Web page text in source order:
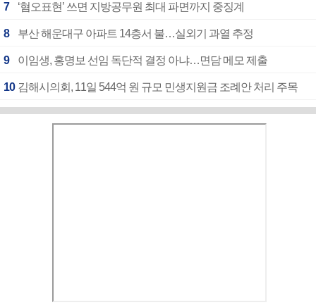
7 ‘혐오표현’ 쓰면 지방공무원 최대 파면까지 중징계
8 부산 해운대구 아파트 14층서 불…실외기 과열 추정
9 이임생, 홍명보 선임 독단적 결정 아냐…면담 메모 제출
10 김해시의회, 11일 544억 원 규모 민생지원금 조례안 처리 주목